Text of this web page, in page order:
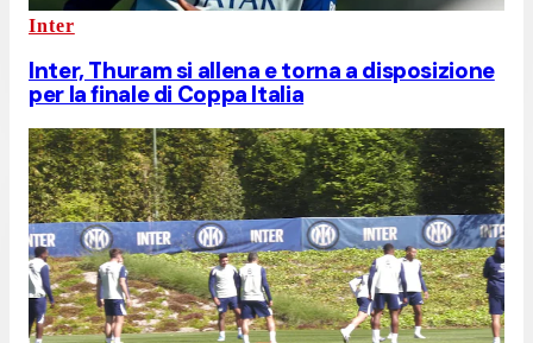
Inter
Inter, Thuram si allena e torna a disposizione
per la finale di Coppa Italia